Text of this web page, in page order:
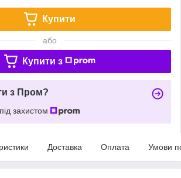
Купити
або
Купити з
з Пром?
захистом
Доставка Оплата Умови